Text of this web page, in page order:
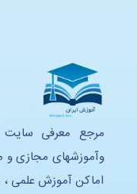
مرجع معرفی سایت
وآموزشهای مجازی و
اماکن آموزش علمی ،